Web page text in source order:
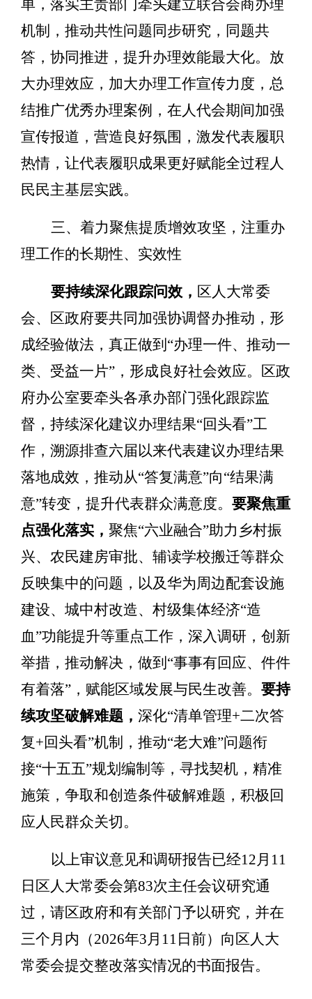
单，落实主责部门牵头建立联合会商办理
机制 ，推动共性问题同步研究，同题共
答，协同推进，提升办理效能最大化。 放
大办理效应，加大办理工作宣传力度，总
结推广优秀办理案例，在人代会期间加强
宣传报道，营造良好氛围，激发代表履职
热情，让代表履职成果更好赋能全过程人
民民主基层实践。
三、着力聚焦提质增效攻坚，注重办
理工作的长期性、实效性
要持续深化跟踪问效 ， 区人大常委
会、区政府要共同加强协调督办推动，形
成经验做法，真正做到 “办理一件、推动一
类、受益一片” ，形成良好社会效应。区政
府办公室要牵头各承办部门强化跟踪监
督，持续深化建议办理结果“回头看”工
作，溯源排查六届以来代表建议办理结果
落地成效 ，推动从“答复满意”向“结果满
意”转变，提升代表群众满意度。要聚焦重
点强化落实， 聚焦“六业融合”助力乡村振
兴、农民建房审批、辅读学校搬迁等群众
反映集中的问题，以及华为周边配套设施
建设、城中村改造、村级集体经济“造
血”功能提升等重点工作，深入调研 ，创新
举措 ，推动解决，做到 “事事有回应、件件
有着落” ，赋能区域发展与民生改善。要持
续攻坚破解难题，深化“清单管理+二次答
复+回头看”机制，推动“老大难”问题衔
接“十五五”规划编制等 ，寻找契机，精准
施策，争取和创造条件破解难题，积极回
应人民群众关切。
以上审议意见和调研报告已经12 月 11
日区人大常委会第83次主任会议研究通
过，请区政府和有关部门予以研究，并在
三个月内（2026年3 月 11 日前）向区人大
常委会提交整改落实情况的书面报告。